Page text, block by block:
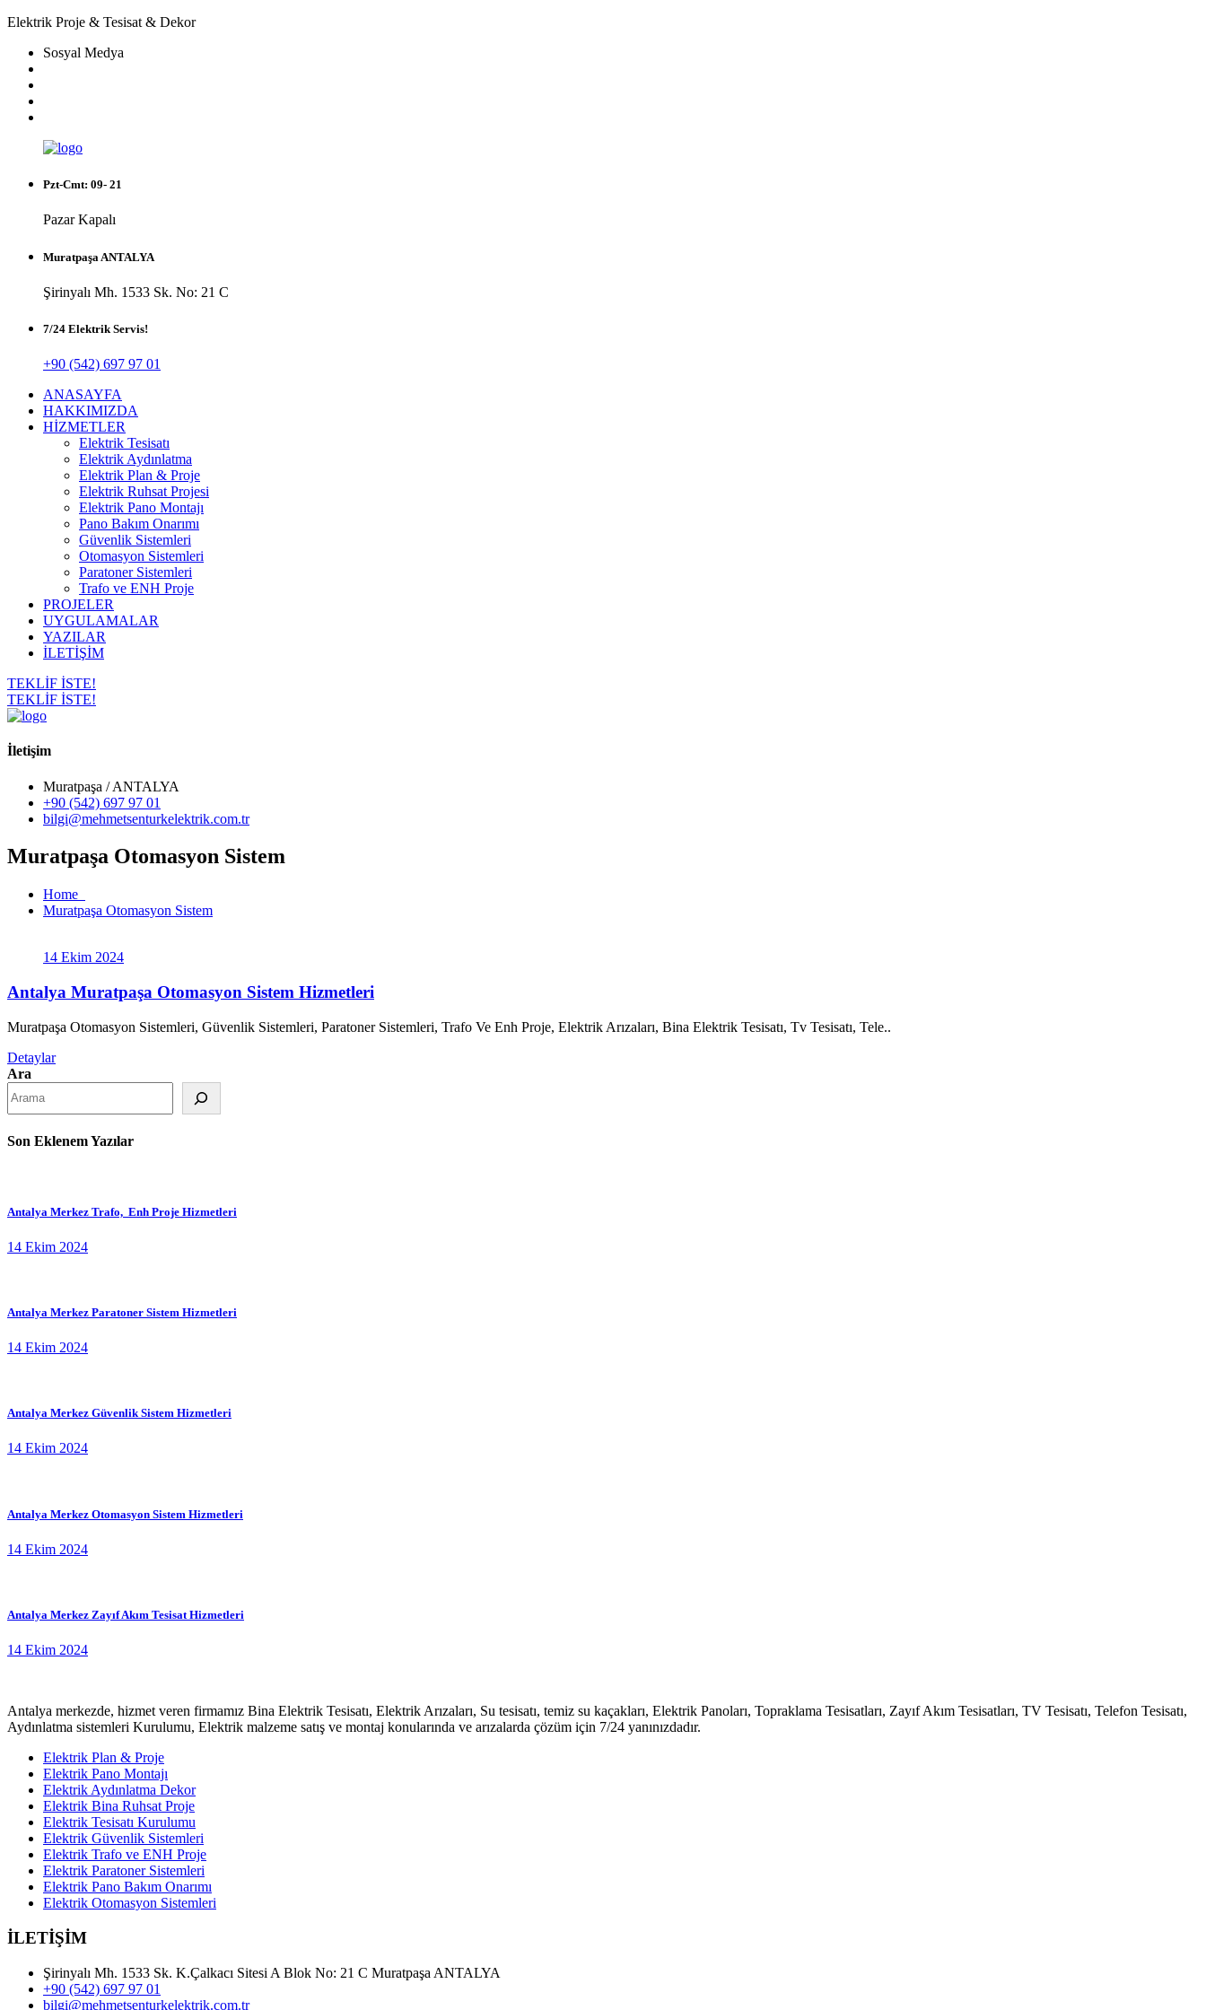
Elektrik Proje & Tesisat & Dekor
Sosyal Medya
Pzt-Cmt: 09- 21
Pazar Kapalı
Muratpaşa ANTALYA
Şirinyalı Mh. 1533 Sk. No: 21 C
7/24 Elektrik Servis!
+90 (542) 697 97 01
ANASAYFA
HAKKIMIZDA
HİZMETLER
Elektrik Tesisatı
Elektrik Aydınlatma
Elektrik Plan & Proje
Elektrik Ruhsat Projesi
Elektrik Pano Montajı
Pano Bakım Onarımı
Güvenlik Sistemleri
Otomasyon Sistemleri
Paratoner Sistemleri
Trafo ve ENH Proje
PROJELER
UYGULAMALAR
YAZILAR
İLETİŞİM
TEKLİF İSTE!
TEKLİF İSTE!
İletişim
Muratpaşa / ANTALYA
+90 (542) 697 97 01
bilgi@mehmetsenturkelektrik.com.tr
Muratpaşa Otomasyon Sistem
Home
Muratpaşa Otomasyon Sistem
14 Ekim 2024
Antalya Muratpaşa Otomasyon Sistem Hizmetleri
Muratpaşa Otomasyon Sistemleri, Güvenlik Sistemleri, Paratoner Sistemleri, Trafo Ve Enh Proje, Elektrik Arızaları, Bina Elektrik Tesisatı, Tv Tesisatı, Tele..
Detaylar
Ara
Son Eklenem Yazılar
Antalya Merkez Trafo, Enh Proje Hizmetleri
14 Ekim 2024
Antalya Merkez Paratoner Sistem Hizmetleri
14 Ekim 2024
Antalya Merkez Güvenlik Sistem Hizmetleri
14 Ekim 2024
Antalya Merkez Otomasyon Sistem Hizmetleri
14 Ekim 2024
Antalya Merkez Zayıf Akım Tesisat Hizmetleri
14 Ekim 2024
Antalya merkezde, hizmet veren firmamız Bina Elektrik Tesisatı, Elektrik Arızaları, Su tesisatı, temiz su kaçakları, Elektrik Panoları, Topraklama Tesisatları, Zayıf Akım Tesisatları, TV Tesisatı, Telefon Tesisatı,
Aydınlatma sistemleri Kurulumu, Elektrik malzeme satış ve montaj konularında ve arızalarda çözüm için 7/24 yanınızdadır.
Elektrik Plan & Proje
Elektrik Pano Montajı
Elektrik Aydınlatma Dekor
Elektrik Bina Ruhsat Proje
Elektrik Tesisatı Kurulumu
Elektrik Güvenlik Sistemleri
Elektrik Trafo ve ENH Proje
Elektrik Paratoner Sistemleri
Elektrik Pano Bakım Onarımı
Elektrik Otomasyon Sistemleri
İLETİŞİM
Şirinyalı Mh. 1533 Sk. K.Çalkacı Sitesi A Blok No: 21 C Muratpaşa ANTALYA
+90 (542) 697 97 01
bilgi@mehmetsenturkelektrik.com.tr